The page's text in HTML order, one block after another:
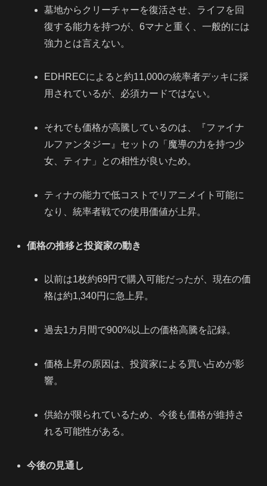
墓地からクリーチャーを復活させ、ライフを回
復する能力を持つが、6マナと重く、一般的には
強力とは言えない。
EDHRECによると約11,000の統率者デッキに採
用されているが、必須カードではない。
それでも価格が高騰しているのは、『ファイナ
ルファンタジー』セットの「魔導の力を持つ少
女、ティナ」との相性が良いため。
ティナの能力で低コストでリアニメイト可能に
なり、統率者戦での使用価値が上昇。
価格の推移と投資家の動き
以前は1枚約69円で購入可能だったが、現在の価
格は約1,340円に急上昇。
過去1カ月間で900%以上の価格高騰を記録。
価格上昇の原因は、投資家による買い占めが影
響。
供給が限られているため、今後も価格が維持さ
れる可能性がある。
今後の見通し